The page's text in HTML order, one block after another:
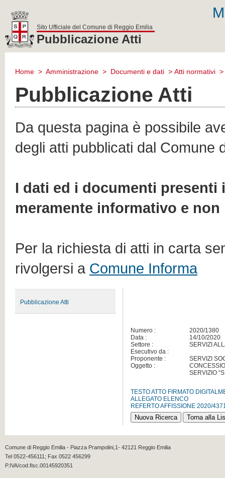
reggio
Sito Ufficiale del Comune di Reggio Emilia
Pubblicazione Atti
Home > Amministrazione > Documenti e dati > Atti normativi >
Pubblicazione Atti
Da questa pagina è possibile
degli atti pubblicati dal Comune
I dati ed i documenti presenti
meramente informativo e
Per la richiesta di atti in carta
rivolgersi a Comune Informa
Numero :
2020/1380
Data :
14/10/2020
Settore :
SERVIZI
Esecutivo da :
Proponente :
SERVIZI
Oggetto :
SERVIZIO
TESTO ATTO FIRMATO
ALLEGATO ELENCO
REFERTO AFFISSIONE 2020/
Pubblicazione Atti
Comune di Reggio Emilia - Piazza Prampolini,1- 42121 Reggio Emilia
Tel 0522-456111; Fax 0522 456299
P.IVA/cod.fisc.00145920351